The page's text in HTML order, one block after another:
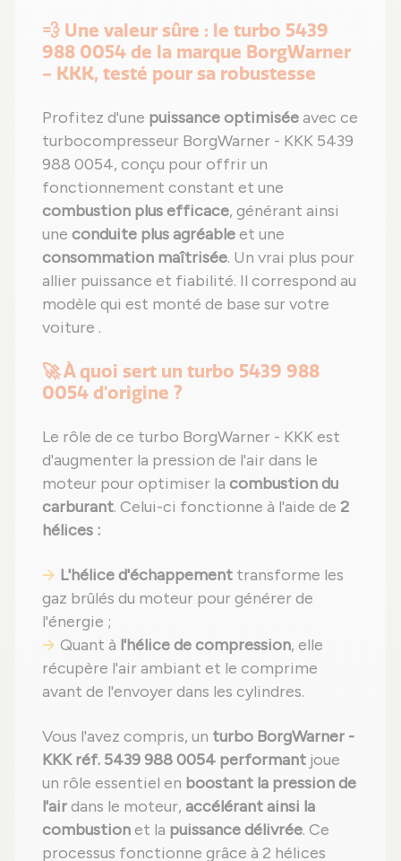
💨 Une valeur sûre : le turbo 5439
988 0054 de la marque BorgWarner
- KKK, testé pour sa robustesse
Profitez d'une puissance optimiséeavec ce
turbocompresseur BorgWarner - KKK 5439
988 0054, conçu pour offrir un
fonctionnement constant et une
combustion plus efficace, générant ainsi
une conduite plus agréableet une
consommation maîtrisée. Un vrai plus pour
allier puissance et fiabilité. Il correspond au
modèle qui est monté de base sur votre
voiture .
🚀 À quoi sert un turbo 5439 988
0054 d'origine ?
Le rôle de ce turbo BorgWarner - KKK est
d'augmenter la pression de l'air dans le
moteur pour optimiser la combustion du
carburant. Celui-ci fonctionne à l'aide de 2
hélices :
L'hélice d'échappement transforme les
gaz brûlés du moteur pour générer de
l'énergie ;
Quant à l'hélice de compression, elle
récupère l'air ambiant et le comprime
avant de l'envoyer dans les cylindres.
Vous l'avez compris, un turbo BorgWarner -
KKK réf. 5439 988 0054 performant joue
un rôle essentiel en boostant la pression de
l'airdans le moteur, accélérant ainsi la
combustionet la puissance délivrée. Ce
processus fonctionne grâce à 2 hélices